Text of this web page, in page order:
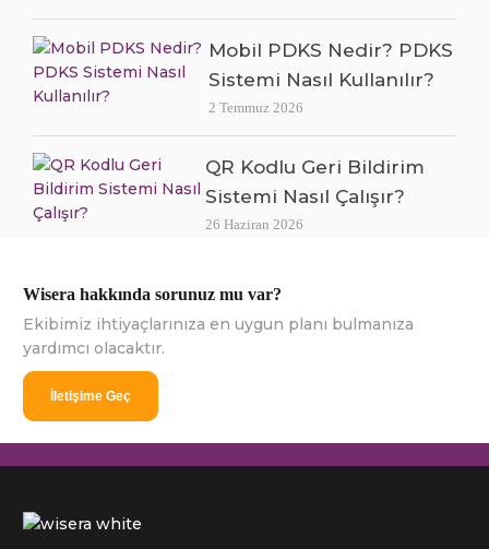
Mobil PDKS Nedir? PDKS
Sistemi Nasıl Kullanılır?
2 Temmuz 2026
QR Kodlu Geri Bildirim
Sistemi Nasıl Çalışır?
26 Haziran 2026
Wisera hakkında sorunuz mu var?
Ekibimiz ihtiyaçlarınıza en uygun planı bulmanıza
yardımcı olacaktır.
İletişime Geç